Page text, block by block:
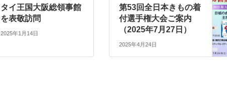
タイ王国大阪総領事館
を表敬訪問
2025年1月14日
第53回全日本きもの着
付選手権大会ご案内
（2025年7月27日）
2025年4月24日